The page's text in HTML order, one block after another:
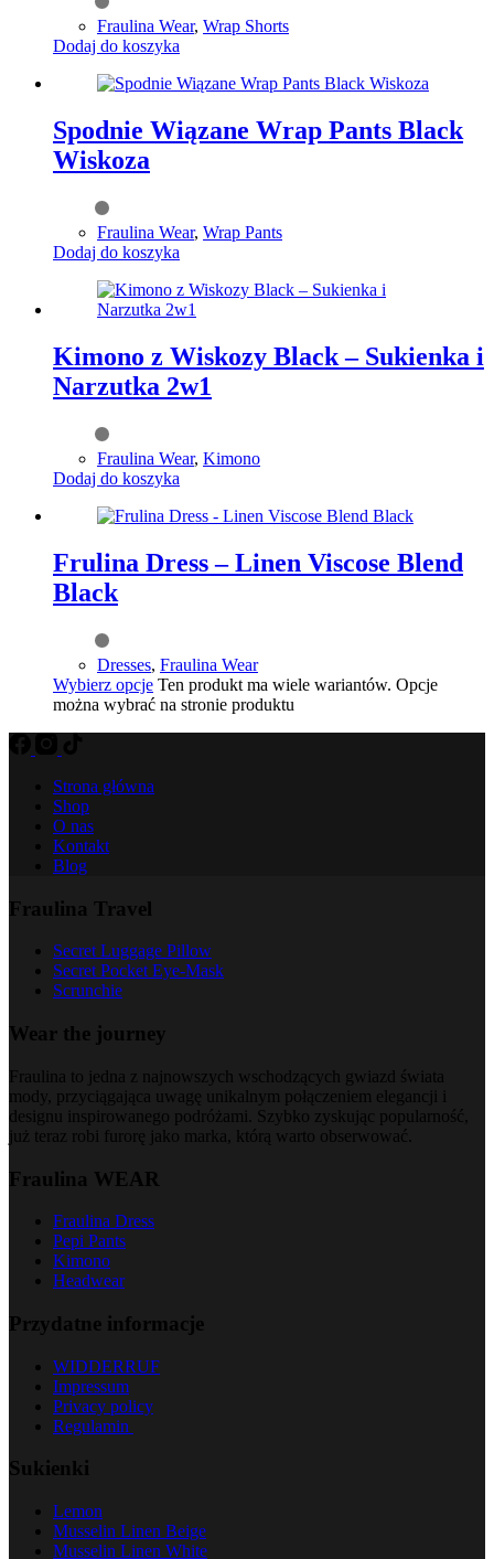
Fraulina Wear, Wrap Shorts
Dodaj do koszyka
Spodnie Wiązane Wrap Pants Black
Wiskoza
Fraulina Wear, Wrap Pants
Dodaj do koszyka
Kimono z Wiskozy Black – Sukienka i
Narzutka 2w1
Fraulina Wear, Kimono
Dodaj do koszyka
Frulina Dress – Linen Viscose Blend
Black
Dresses, Fraulina Wear
Wybierz opcje Ten produkt ma wiele wariantów. Opcje
można wybrać na stronie produktu
Strona główna
Shop
O nas
Kontakt
Blog
Fraulina Travel
Secret Luggage Pillow
Secret Pocket Eye-Mask
Scrunchie
Wear the journey
Fraulina to jedna z najnowszych wschodzących gwiazd świata
mody, przyciągająca uwagę unikalnym połączeniem elegancji i
designu inspirowanego podróżami. Szybko zyskując popularność,
już teraz robi furorę jako marka, którą warto obserwować.
Fraulina WEAR
Fraulina Dress
Pepi Pants
Kimono
Headwear
Przydatne informacje
WIDDERRUF
Impressum
Privacy policy
Regulamin
Sukienki
Lemon
Musselin Linen Beige
Musselin Linen White